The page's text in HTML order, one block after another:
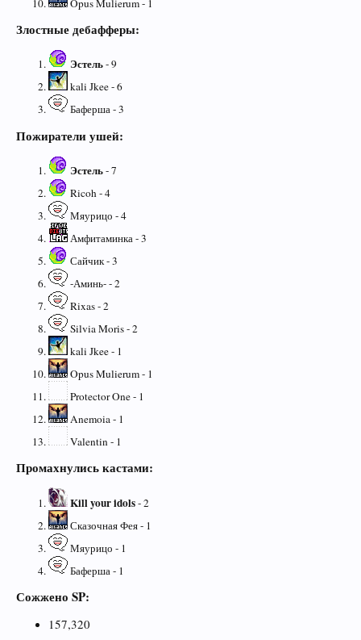
Opus Mulierum - 1
Злостные дебафферы:
Эстель- 9
kali Jkee - 6
Баферша - 3
Пожиратели ушей:
Эстель- 7
Ricoh - 4
Мяурицо - 4
Амфитаминка - 3
Сайчик - 3
-Аминь- - 2
Rixas - 2
Silvia Moris - 2
kali Jkee - 1
Opus Mulierum - 1
Protector One - 1
Anemoia - 1
Valentin - 1
Промахнулись кастами:
Kill your idols- 2
Сказочная Фея - 1
Мяурицо - 1
Баферша - 1
Сожжено SP:
157,320